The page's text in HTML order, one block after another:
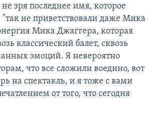
зря последнее имя, которое
"так не приветствовали даже Мика
Мика Джаггера, которая
классический балет, сквозь
эмоций. Я невероятно
что все сложили воедино, вот
на спектакль, и я тоже с вами
от того, что сегодня